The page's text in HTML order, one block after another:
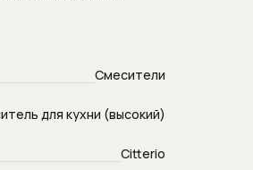
Смесители
для кухни (высокий)
Citterio